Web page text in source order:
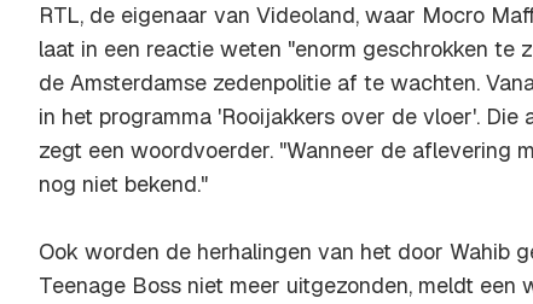
RTL, de eigenaar van Videoland, waar Mocro
laat in een reactie weten "enorm geschrokken te
de Amsterdamse zedenpolitie af te wachten.
in het programma 'Rooijakkers over de vloer'.
zegt een woordvoerder. "Wanneer de aflevering
nog niet bekend."
Ook worden de herhalingen van het door Wahib
Teenage Boss niet meer uitgezonden, meldt een